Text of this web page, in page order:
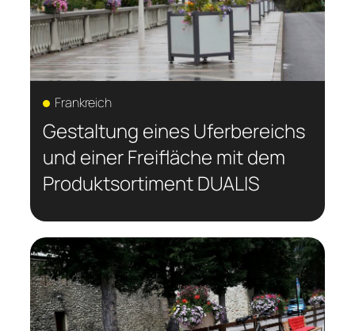
Frankreich
Gestaltung eines Uferbereichs
und einer Freifläche mit dem
Produktsortiment DUALIS